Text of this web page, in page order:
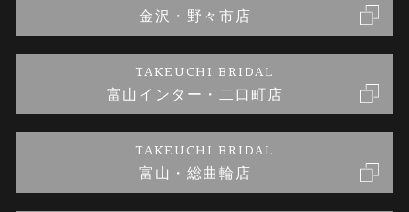
金澤指輪工房｜手作り結婚指輪 and 婚約指輪
金澤指輪工房｜手作り婚約指輪プロポーズプラン
プライバシーポリシー金沢・野々市店
TAKEUCHI BRIDAL
富山インター・二口町店
TAKEUCHI BRIDAL
富山・総曲輪店